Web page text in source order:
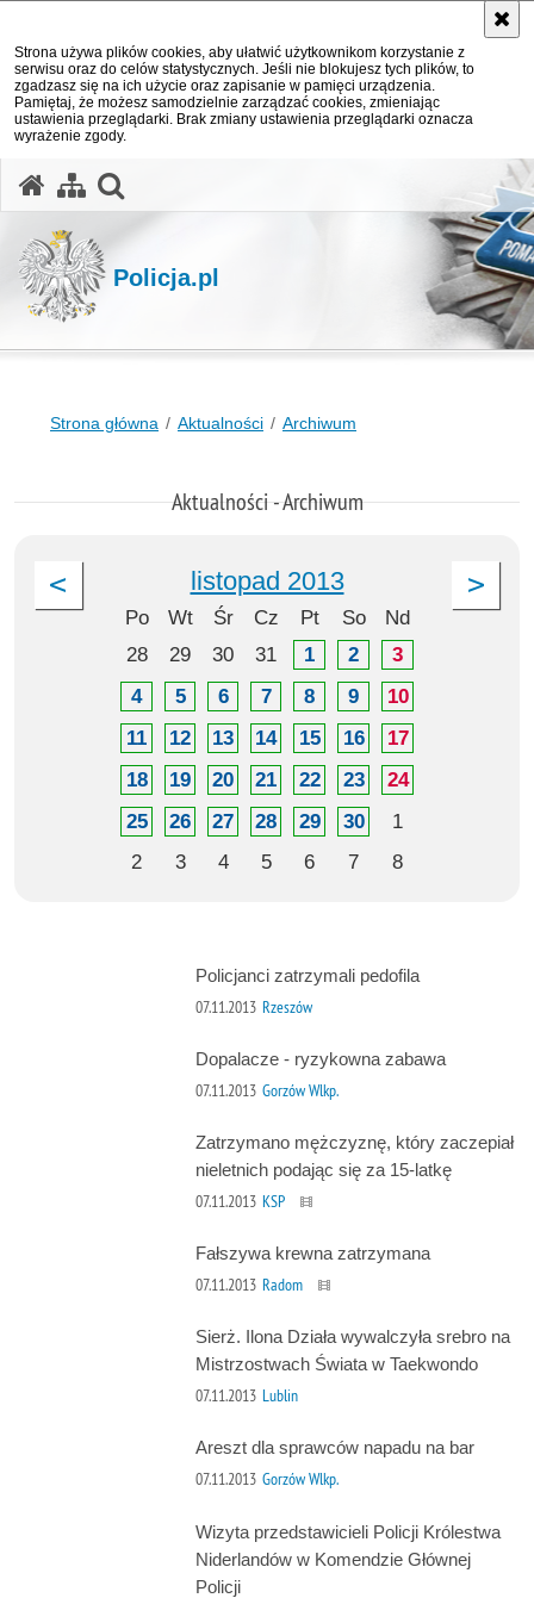
Strona używa plików cookies, aby ułatwić użytkownikom korzystanie z
serwisu oraz do celów statystycznych. Jeśli nie blokujesz tych plików, to
zgadzasz się na ich użycie oraz zapisanie w pamięci urządzenia.
Pamiętaj, że możesz samodzielnie zarządzać cookies, zmieniając
ustawienia przeglądarki. Brak zmiany ustawienia przeglądarki oznacza
wyrażenie zgody.
Policja.pl
Strona główna Aktualności Archiwum
Aktualności - Archiwum
listopad 2013
Po Wt Śr Cz Pt So
Nd
28
29 30 31 1 2
3
4
5 6 7 8 9
10
11
12 13 14 15 16
17
18
19 20 21 22 23
24
25
26 27 28 29 30
1
2
3 4 5 6 7 8
Policjanci zatrzymali pedofila
07.11.2013 Rzeszów
Dopalacze - ryzykowna zabawa
07.11.2013 Gorzów Wlkp.
Zatrzymano mężczyznę, który zaczepiał
nieletnich podając się za 15-latkę
07.11.2013 KSP
Fałszywa krewna zatrzymana
07.11.2013 Radom
Sierż. Ilona Działa wywalczyła srebro na
Mistrzostwach Świata w Taekwondo
07.11.2013 Lublin
Areszt dla sprawców napadu na bar
07.11.2013 Gorzów Wlkp.
Wizyta przedstawicieli Policji Królestwa
Niderlandów w Komendzie Głównej
Policji